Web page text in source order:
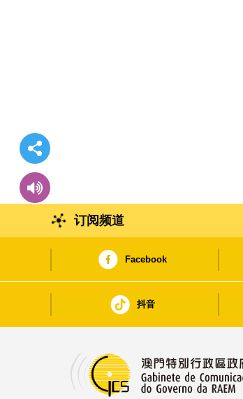
订阅频道
Facebook
抖音